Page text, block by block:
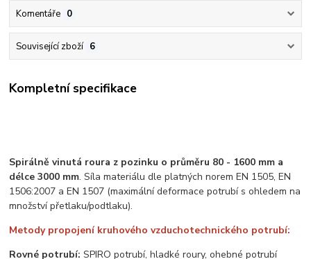
Komentáře 0
Související zboží 6
Kompletní specifikace
Spirálně vinutá roura z pozinku o průměru 80 - 1600 mm a
délce 3000 mm. Síla materiálu dle platných norem EN 1505, EN
1506:2007 a EN 1507 (maximální deformace potrubí s ohledem na
množství přetlaku/podtlaku).
Metody propojení kruhového vzduchotechnického potrubí:
Rovné potrubí:SPIRO potrubí, hladké roury, ohebné potrubí